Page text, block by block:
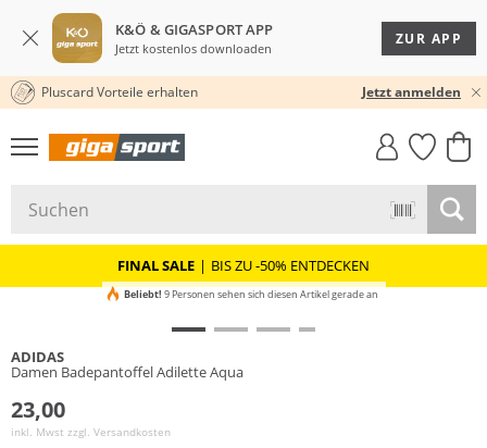
K&Ö & GIGASPORT APP
Jetzt kostenlos downloaden
ZUR APP
30 TAGE RÜCKGABERECHT
Pluscard Vorteile erhalten Jetzt anmelden
GIGASTYLE
FAHRRAD­
MUST-HAVE
FINAL SALE | BIS ZU -50% ENTDECKEN
Beliebt! 9 Personen sehen sich diesen Artikel gerade an
ADIDAS
Damen Badepantoffel Adilette Aqua
23,00
inkl. Mwst zzgl. Versandkosten